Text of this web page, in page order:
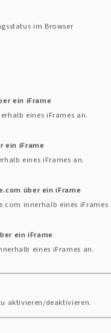
Vasa Sacra
Silbermaterial
des Treibens
Oberfläche.
im Browser
ein iFrame
eines iFrames an.
ein iFrame
eines iFrames an.
über ein iFrame
innerhalb eines iFrames
ein iFrame
eines iFrames an.
aktivieren/deaktivieren.